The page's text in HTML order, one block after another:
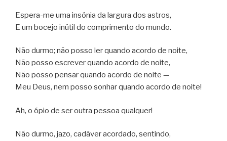
Espera-me uma insónia da largura dos astros,
E um bocejo inútil do comprimento do mundo.
Não durmo; não posso ler quando acordo de noite,
Não posso escrever quando acordo de noite,
Não posso pensar quando acordo de noite —
Meu Deus, nem posso sonhar quando acordo de noite!
Ah, o ópio de ser outra pessoa qualquer!
Não durmo, jazo, cadáver acordado, sentindo,